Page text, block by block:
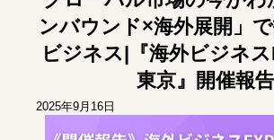
ンバウンド×海外展開」
ビジネス|『海外ビジネ
東京』開催報告
2025年9月16日